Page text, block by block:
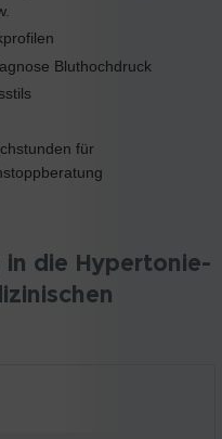
Bluthochdruck
für
die Hypertonie-